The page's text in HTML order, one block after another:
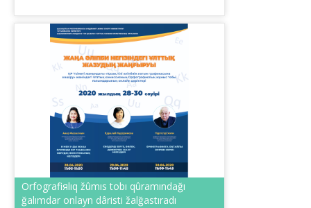
Orfografiяlıq žûmıs tobı qûramındağı
ğalımdar onlayn dârіstі žalğastıradı